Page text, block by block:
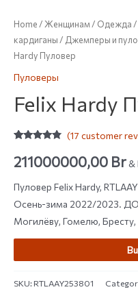
Home/Женщинам/ Одежда/
кардиганы/ Джемперы и
Hardy Пуловер
Пуловеры
Felix Hardy
out of 5
based on
ratings
(17 customer
211000000,00 Br&
Пуловер Felix Hardy,
Осень-зима 2022/2023.
Могилёву, Гомелю,
SKU:RTLAAY253801